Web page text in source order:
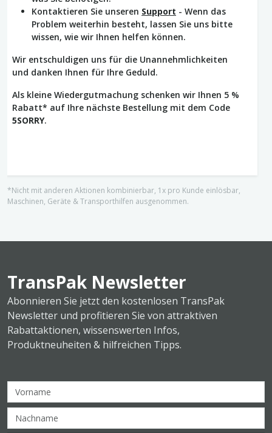
Kontaktieren Sie unseren Support - Wenn das
Problem weiterhin besteht, lassen Sie uns bitte
wissen, wie wir Ihnen helfen können.
Wir entschuldigen uns für die Unannehmlichkeiten
und danken Ihnen für Ihre Geduld.
Als kleine Wiedergutmachung schenken wir Ihnen 5 %
Rabatt* auf Ihre nächste Bestellung mit dem Code
5SORRY.
*Nicht mit anderen Aktionen kombinierbar, 1x pro Kunde einlösbar,
Maschinen, Geräte & Transporthilfen ausgenommen.
TransPak Newsletter
Abonnieren Sie jetzt den kostenlosen TransPak
Newsletter und profitieren Sie von attraktiven
Rabattaktionen, wissenswerten Infos,
Produktneuheiten & hilfreichen Tipps.